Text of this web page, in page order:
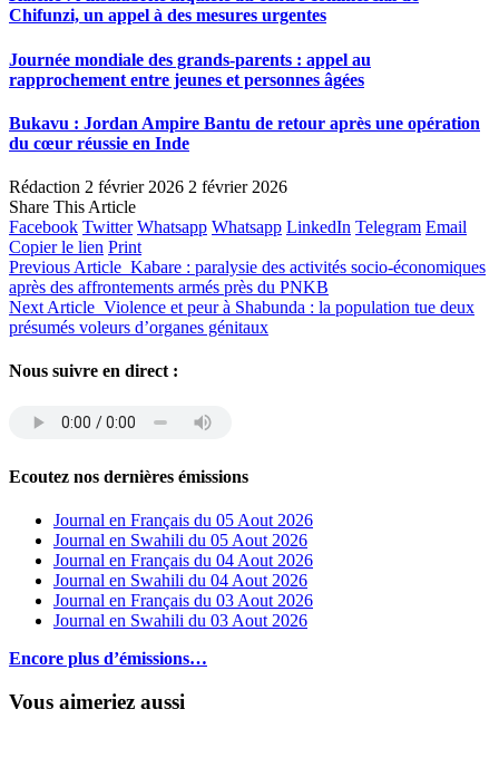
Chifunzi, un appel à des mesures urgentes
Journée mondiale des grands-parents : appel au
rapprochement entre jeunes et personnes âgées
Bukavu : Jordan Ampire Bantu de retour après une opération
du cœur réussie en Inde
Rédaction 2 février 2026 2 février 2026
Share This Article
Facebook Twitter Whatsapp Whatsapp LinkedIn Telegram Email
Copier le lien Print
Previous Article Kabare : paralysie des activités socio-économiques
après des affrontements armés près du PNKB
Next Article Violence et peur à Shabunda : la population tue deux
présumés voleurs d’organes génitaux
Nous suivre en direct :
Ecoutez nos dernières émissions
Journal en Français du 05 Aout 2026
Journal en Swahili du 05 Aout 2026
Journal en Français du 04 Aout 2026
Journal en Swahili du 04 Aout 2026
Journal en Français du 03 Aout 2026
Journal en Swahili du 03 Aout 2026
Encore plus d’émissions…
Vous aimeriez aussi